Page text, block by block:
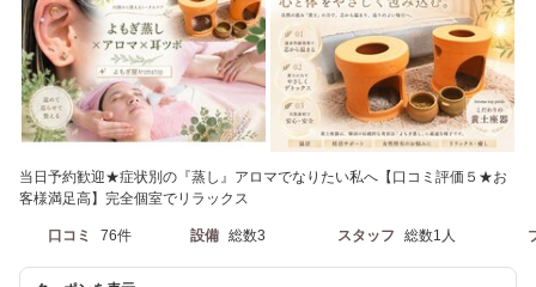
当日予約歓迎★症状別の『蒸し』アロマでなりたい私へ【口コミ評価５★お
客様満足高】完全個室でリラックス
口コミ 76件 設備 総数3 スタッフ 総数1人